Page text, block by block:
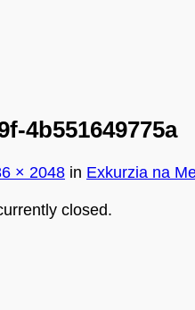
4b551649775a
× 2048 in Exkurzia na
closed.